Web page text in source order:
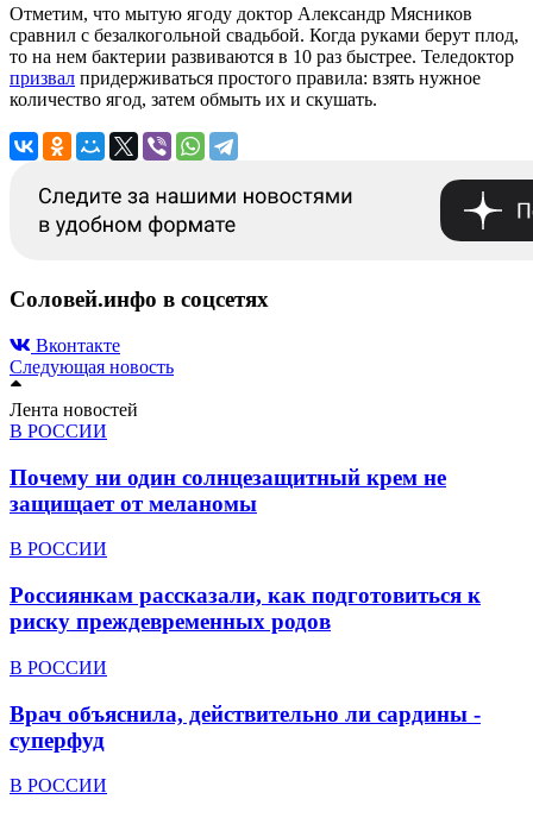
Отметим, что мытую ягоду доктор Александр Мясников
сравнил с безалкогольной свадьбой. Когда руками берут плод,
то на нем бактерии развиваются в 10 раз быстрее. Теледоктор
призвал придерживаться простого правила: взять нужное
количество ягод, затем обмыть их и скушать.
Соловей.инфо в соцсетях
Вконтакте
Следующая новость
Лента новостей
В РОССИИ
Почему ни один солнцезащитный крем не
защищает от меланомы
В РОССИИ
Россиянкам рассказали, как подготовиться к
риску преждевременных родов
В РОССИИ
Врач объяснила, действительно ли сардины -
суперфуд
В РОССИИ